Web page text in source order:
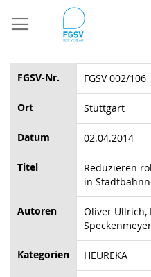
zum
Inhalt
FGSV-Nr. FGSV 002/106
Ort Stuttgart
Datum 02.04.2014
Titel
Reduzieren
in
Autoren
Oliver Ullrich,
Speckenmeyer
Kategorien HEUREKA